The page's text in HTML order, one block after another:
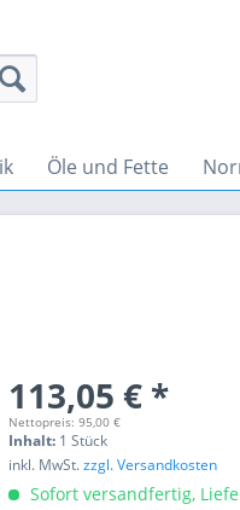
Öle und Fette
113,05 € *
Nettopreis: 95,00 €
Inhalt: 1 Stück
inkl. MwSt.zzgl. Versandkosten
Sofort versandfertig,